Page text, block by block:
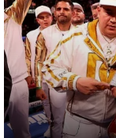
ЧЕ-2028
Букмекеры
Казино